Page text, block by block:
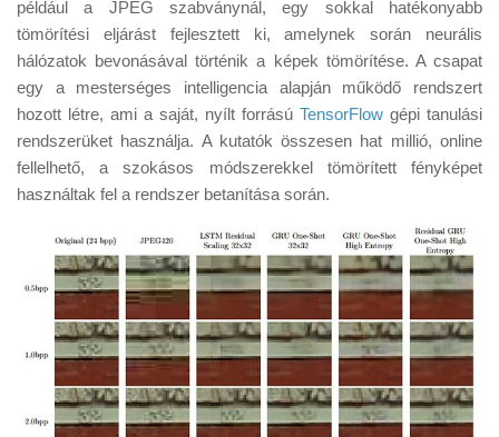
Tanácsok
Érdekességek
Helyszíni Riport
E-BB
például a JPEG szabványnál, egy sokkal hatékonyabb
tömörítési eljárást fejlesztett ki, amelynek során neurális
hálózatok bevonásával történik a képek tömörítése. A csapat
egy a mesterséges intelligencia alapján működő rendszert
hozott létre, ami a saját, nyílt forrású TensorFlow gépi tanulási
rendszerüket használja. A kutatók összesen hat millió, online
fellelhető, a szokásos módszerekkel tömörített fényképet
használtak fel a rendszer betanítása során.